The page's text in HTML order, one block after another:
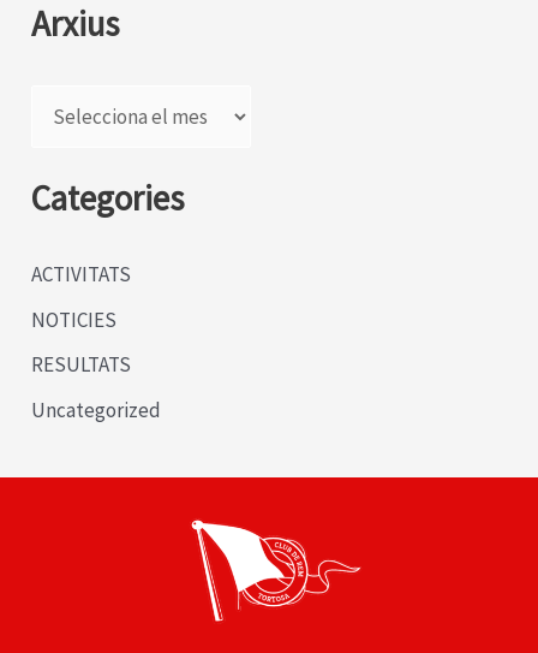
Arxius
x
u
s
Categories
ACTIVITATS
NOTICIES
RESULTATS
Uncategorized